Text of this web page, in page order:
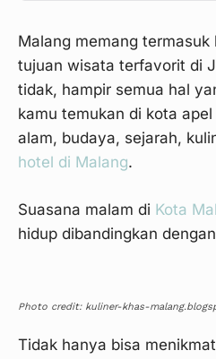
Malang memang
tujuan wisata terfavorit di
tidak, hampir semua hal
kamu temukan di kota
alam, budaya, sejarah,
hotel di Malang.
Suasana malam di Kota
hidup dibandingkan
Photo credit: kuliner-khas-
Tidak hanya bisa